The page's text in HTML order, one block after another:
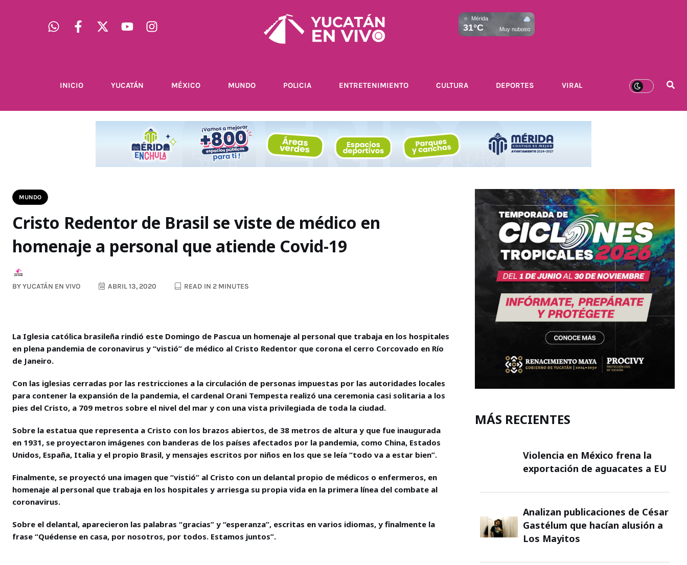
Mérida
31°C Muy nuboso
INICIO YUCATÁN MÉXICO MUNDO POLICIA ENTRETENIMIENTO CULTURA DEPORTES VIRAL
MUNDO
Cristo Redentor de Brasil se viste de médico en
homenaje a personal que atiende Covid-19
BYYUCATÁN EN VIVO ABRIL 13, 2020 READ IN 2 MINUTES
La Iglesia católica brasileña rindió este Domingo de Pascua un homenaje al personal que trabaja en los hospitales
en plena pandemia de coronavirus y “vistió” de médico al Cristo Redentor que corona el cerro Corcovado en Río
de Janeiro.
Con las iglesias cerradas por las restricciones a la circulación de personas impuestas por las autoridades locales
para contener la expansión de la pandemia, el cardenal Orani Tempesta realizó una ceremonia casi solitaria a los
pies del Cristo, a 709 metros sobre el nivel del mar y con una vista privilegiada de toda la ciudad.
Sobre la estatua que representa a Cristo con los brazos abiertos, de 38 metros de altura y que fue inaugurada
en 1931, se proyectaron imágenes con banderas de los países afectados por la pandemia, como China, Estados
Unidos, España, Italia y el propio Brasil, y mensajes escritos por niños en los que se leía “todo va a estar bien”.
Finalmente, se proyectó una imagen que “vistió” al Cristo con un delantal propio de médicos o enfermeros, en
homenaje al personal que trabaja en los hospitales y arriesga su propia vida en la primera línea del combate al
coronavirus.
Sobre el delantal, aparecieron las palabras “gracias” y “esperanza”, escritas en varios idiomas, y finalmente la
frase “Quédense en casa, por nosotros, por todos. Estamos juntos”.
MÁS RECIENTES
Violencia en México frena la
exportación de aguacates a EU
Analizan publicaciones de César
Gastélum que hacían alusión a
Los Mayitos